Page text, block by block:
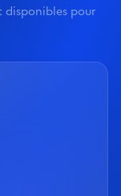
disponibles pour